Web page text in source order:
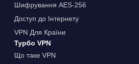
Шифрування AES-256
Доступ до Інтернету
VPN Для Країни
Турбо VPN
Що таке VPN